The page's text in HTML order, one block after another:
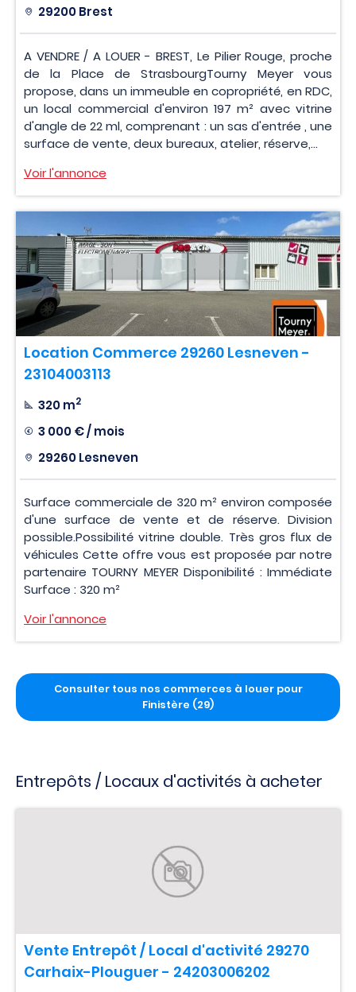
29200 Brest
A VENDRE / A LOUER - BREST, Le Pilier Rouge, proche
de la Place de StrasbourgTourny Meyer vous
propose, dans un immeuble en copropriété, en RDC,
un local commercial d'environ 197 m² avec vitrine
d'angle de 22 ml, comprenant : un sas d'entrée , une
surface de vente, deux bureaux, atelier, réserve,...
Voir l'annonce
Location Commerce 29260 Lesneven -
23104003113
320 m2
3 000 € / mois
29260 Lesneven
Surface commerciale de 320 m² environ composée
d'une surface de vente et de réserve. Division
possible.Possibilité vitrine double. Très gros flux de
véhicules Cette offre vous est proposée par notre
partenaire TOURNY MEYER Disponibilité : Immédiate
Surface : 320 m²
Voir l'annonce
Consulter tous nos commerces à louer pour
Finistère (29)
Entrepôts / Locaux d'activités à acheter
Vente Entrepôt / Local d'activité 29270
Carhaix-Plouguer - 24203006202